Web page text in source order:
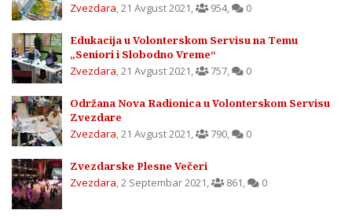
Zvezdara,21 Avgust 2021, 954, 0
Edukacija u Volonterskom Servisu na Temu
„Seniori i Slobodno Vreme“
Zvezdara,21 Avgust 2021, 757, 0
Održana Nova Radionica u Volonterskom Servisu
Zvezdare
Zvezdara,21 Avgust 2021, 790, 0
Zvezdarske Plesne Večeri
Zvezdara,2 Septembar 2021, 861, 0